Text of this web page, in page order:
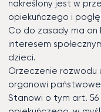
nakreślony jest w
opiekuńczego i
Co do zasady ma on
interesem
dzieci.
Orzeczenie rozwodu
organowi
Stanowi o tym art. 56